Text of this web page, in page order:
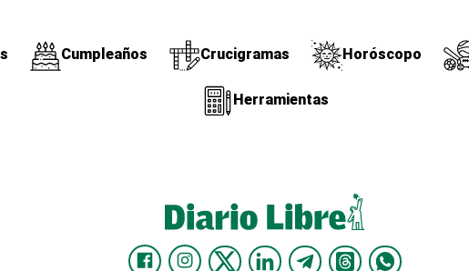
Cumpleaños Crucigramas Horóscopo
Herramientas